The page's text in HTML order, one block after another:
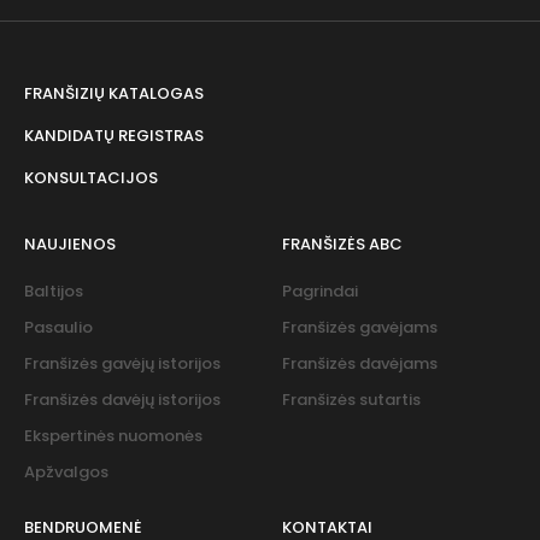
FRANŠIZIŲ KATALOGAS
KANDIDATŲ REGISTRAS
KONSULTACIJOS
NAUJIENOS
Baltijos
Pasaulio
Franšizės gavėjų istorijos
Franšizės davėjų istorijos
Ekspertinės nuomonės
Apžvalgos
FRANŠIZĖS ABC
Pagrindai
Franšizės gavėjams
Franšizės davėjams
Franšizės sutartis
BENDRUOMENĖ KONTAKTAI